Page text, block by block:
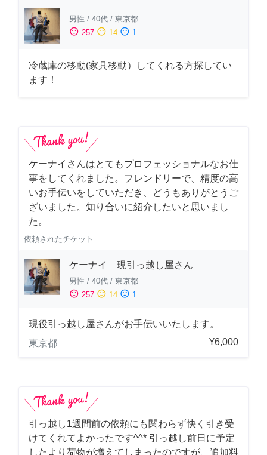
男性 / 40代 / 東京都
sentiment_satisfied 257 sentiment_neutral 14 sentiment_dissatisfied 1
冷蔵庫の移動(家具移動）してくれる方探してい
ます！
ケーナイさんはとてもプロフェッショナルなお仕
事をしてくれました。フレンドリーで、精度の高
いお手伝いをしていただき、どうもありがとうご
ざいました。知り合いに紹介したいと思いまし
た。
依頼されたチケット
ケーナイ 現引っ越し屋さん
男性 / 40代 / 東京都
sentiment_satisfied 257 sentiment_neutral 14 sentiment_dissatisfied 1
現役引っ越し屋さんがお手伝いいたします。
東京都
¥6,000
引っ越し1週間前の依頼にも関わらず快く引き受
けてくれてよかったです^^* 引っ越し前日に予定
したより荷物が増えてしまったのですが、追加料